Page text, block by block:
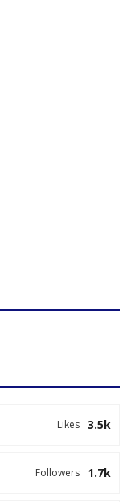
3.5k
Likes
1.7k
Followers